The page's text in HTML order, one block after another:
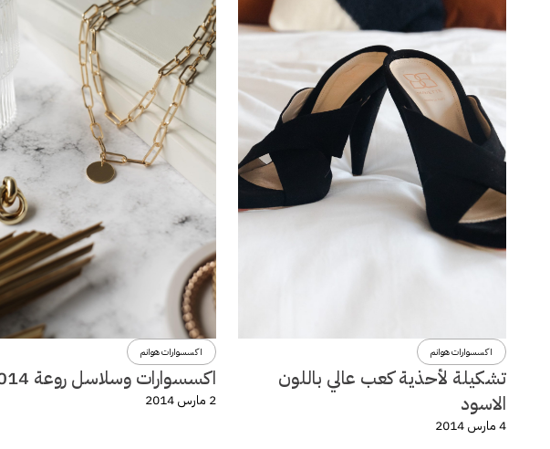
اكسسوارات هوانم
تشكيلة لأحذية كعب عالي باللون
الاسود
4 مارس 2014
اكسسوارات هوانم
اكسسوارات وسلاسل روعة 2014
2 مارس 2014